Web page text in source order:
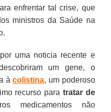
enfrentar tal crise, que
ministros da Saúde na
uma noticia recente e
um gene, o
àcolistina, um poderoso
recurso para tratar de
medicamentos não